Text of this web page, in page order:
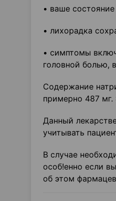
• ваше
• лихорадка
• симптомы
головной болью,
Содержание
примерно 487 мг.
Данный
учитывать
В случае
особ!енно если
об этом